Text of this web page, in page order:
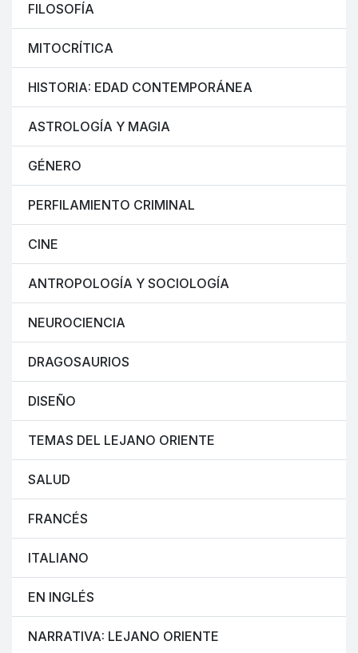
FILOSOFÍA
MITOCRÍTICA
HISTORIA: EDAD CONTEMPORÁNEA
ASTROLOGÍA Y MAGIA
GÉNERO
PERFILAMIENTO CRIMINAL
CINE
ANTROPOLOGÍA Y SOCIOLOGÍA
NEUROCIENCIA
DRAGOSAURIOS
DISEÑO
TEMAS DEL LEJANO ORIENTE
SALUD
FRANCÉS
ITALIANO
EN INGLÉS
NARRATIVA: LEJANO ORIENTE